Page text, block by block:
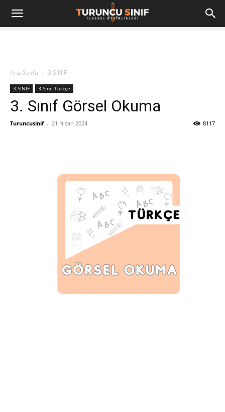
Ana Sayfa 3.SINIF
3.SINIF 3.Sınıf Türkçe
3. Sınıf Görsel Okuma
Turuncusinif - 21 Nisan 2024 8117